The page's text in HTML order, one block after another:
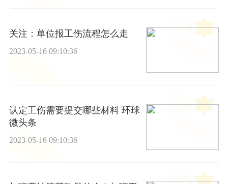
关注：单位报工伤流程怎么走
2023-05-16 09:10:36
认定工伤需要提交哪些材料 环球
微头条
2023-05-16 09:10:36